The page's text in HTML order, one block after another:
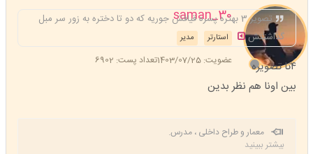
saman_30
مدیر استارتر
عضویت: 1403/07/25 تعداد پست: 6902
تصویر 3 بهتره پسره قیافش جوریه که دو تا دختره به زور سر مبل
گذاشتنش
۴تا تصویره
بین اونا هم نظر بدین
معمار و طراح داخلی ، مدرس.
بیشتر ببینید